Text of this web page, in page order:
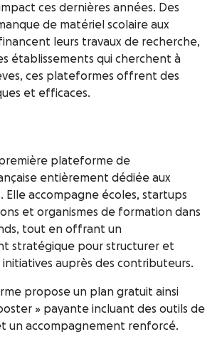
ces dernières années. Des
de matériel scolaire aux
leurs travaux de recherche,
établissements qui cherchent à
ces plateformes offrent des
et efficaces.
plateforme de
entièrement dédiée aux
Elle accompagne écoles, startups
et organismes de formation dans
tout en offrant un
stratégique pour structurer et
auprès des contributeurs.
propose un plan gratuit ainsi
» payante incluant des outils de
un accompagnement renforcé.